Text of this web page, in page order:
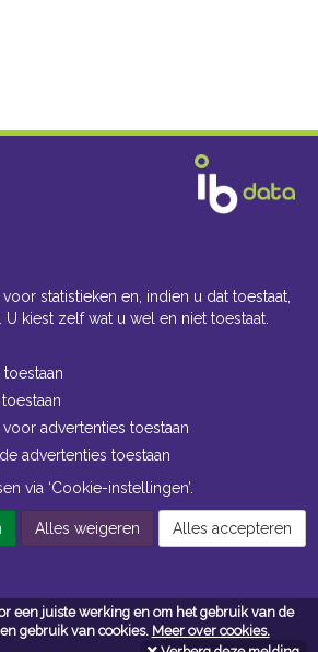
een juiste werking en om het gebruik van de
gebruik van cookies. Meer over cookies.
Kantoor
uur
Magazijn
uur
statistieken en, indien u dat toestaat,
kiest zelf wat u wel en niet toestaat.
advertenties toestaan
advertenties toestaan
via ‘Cookie-instellingen’.
Alles weigeren Alles accepteren